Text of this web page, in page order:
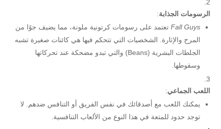
الرسومات الجذابة:
Fall Guys تعتمد على رسومات كرتونية ملونة، مما يضيف جوًا من
المرح والإثارة. الشخصيات التي تتحكم فيها هي كائنات صغيرة تشبه
الجلطات البشرية (Beans) والتي تبدو مضحكة عند تحركاتها
وسقوطها.
اللعب الجماعي:
يمكنك اللعب مع أصدقائك في نفس الفريق أو التنافس ضدهم. لا
توجد حدود للمتعة في هذا النوع من الألعاب التنافسية.